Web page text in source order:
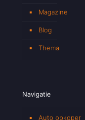
Magazine
Blog
Thema
Navigatie
Auto opkoper